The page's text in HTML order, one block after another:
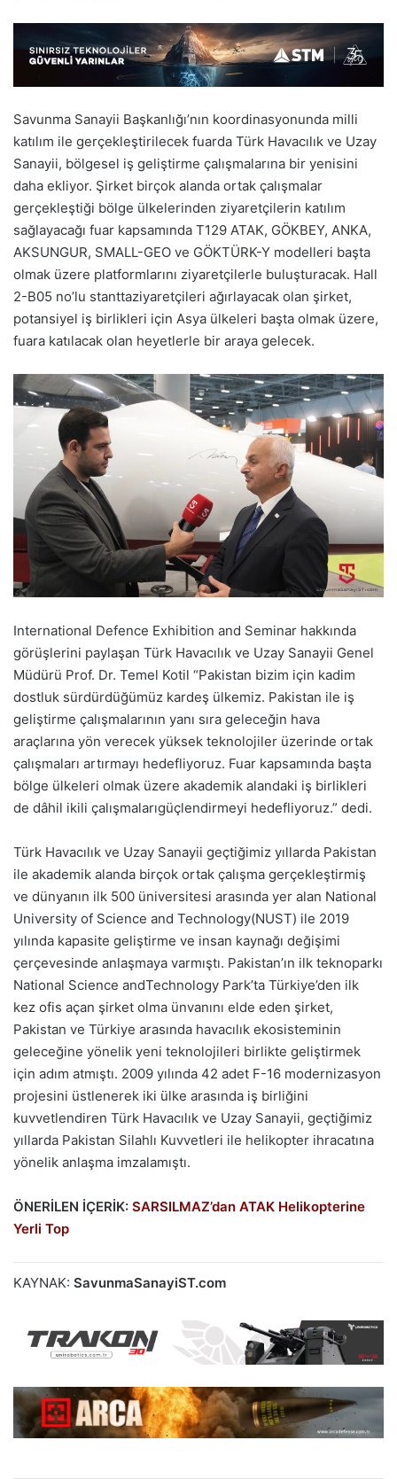
Savunma Sanayii Başkanlığı’nın koordinasyonunda milli
katılım ile gerçekleştirilecek fuarda Türk Havacılık ve Uzay
Sanayii, bölgesel iş geliştirme çalışmalarına bir yenisini
daha ekliyor. Şirket birçok alanda ortak çalışmalar
gerçekleştiği bölge ülkelerinden ziyaretçilerin katılım
sağlayacağı fuar kapsamında T129 ATAK, GÖKBEY, ANKA,
AKSUNGUR, SMALL-GEO ve GÖKTÜRK-Y modelleri başta
olmak üzere platformlarını ziyaretçilerle buluşturacak. Hall
2-B05 no’lu stanttaziyaretçileri ağırlayacak olan şirket,
potansiyel iş birlikleri için Asya ülkeleri başta olmak üzere,
fuara katılacak olan heyetlerle bir araya gelecek.
International Defence Exhibition and Seminar hakkında
görüşlerini paylaşan Türk Havacılık ve Uzay Sanayii Genel
Müdürü Prof. Dr. Temel Kotil “Pakistan bizim için kadim
dostluk sürdürdüğümüz kardeş ülkemiz. Pakistan ile iş
geliştirme çalışmalarının yanı sıra geleceğin hava
araçlarına yön verecek yüksek teknolojiler üzerinde ortak
çalışmaları artırmayı hedefliyoruz. Fuar kapsamında başta
bölge ülkeleri olmak üzere akademik alandaki iş birlikleri
de dâhil ikili çalışmalarıgüçlendirmeyi hedefliyoruz.” dedi.
Türk Havacılık ve Uzay Sanayii geçtiğimiz yıllarda Pakistan
ile akademik alanda birçok ortak çalışma gerçekleştirmiş
ve dünyanın ilk 500 üniversitesi arasında yer alan National
University of Science and Technology(NUST) ile 2019
yılında kapasite geliştirme ve insan kaynağı değişimi
çerçevesinde anlaşmaya varmıştı. Pakistan’ın ilk teknoparkı
National Science andTechnology Park’ta Türkiye’den ilk
kez ofis açan şirket olma ünvanını elde eden şirket,
Pakistan ve Türkiye arasında havacılık ekosisteminin
geleceğine yönelik yeni teknolojileri birlikte geliştirmek
için adım atmıştı. 2009 yılında 42 adet F-16 modernizasyon
projesini üstlenerek iki ülke arasında iş birliğini
kuvvetlendiren Türk Havacılık ve Uzay Sanayii, geçtiğimiz
yıllarda Pakistan Silahlı Kuvvetleri ile helikopter ihracatına
yönelik anlaşma imzalamıştı.
ÖNERİLEN İÇERİK: SARSILMAZ’dan ATAK Helikopterine
Yerli Top
KAYNAK: SavunmaSanayiST.com